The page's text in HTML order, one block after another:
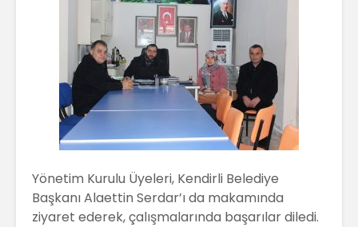
Yönetim Kurulu Üyeleri, Kendirli Belediye
Başkanı Alaettin Serdar’ı da makamında
ziyaret ederek, çalışmalarında başarılar diledi.